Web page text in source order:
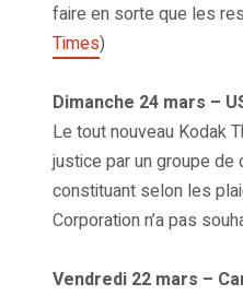
faire en sorte que les
Times)
Dimanche 24 mars –
Le tout nouveau Kodak
justice par un groupe
constituant selon les
Corporation n’a pas
Vendredi 22 mars –